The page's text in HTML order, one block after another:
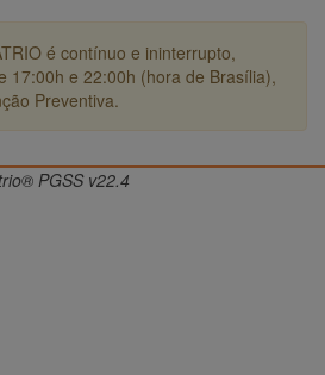
é contínuo e ininterrupto,
17:00h e 22:00h (hora de Brasília),
Preventiva.
PGSS v22.4